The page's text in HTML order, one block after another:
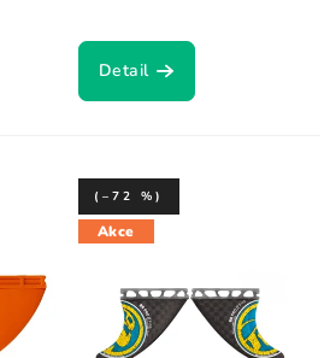
Detail
Akce
(–72 %)